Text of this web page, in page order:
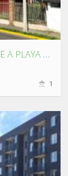
SE VENDE DEPARTAMENTO FRENTE A PLAYA BELLAVISTA , TOMÉ.
1